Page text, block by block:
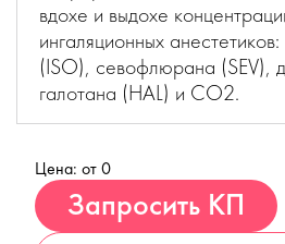
вдохе и выдохе
ингаляционных
(ISO), севофлюрана (SEV),
галотана (HAL) и CO2.
Цена: от 0
Запросить КП